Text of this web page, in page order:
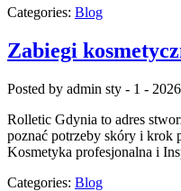
Categories: Blog
Zabiegi
Posted by admin sty - 1 - 2026
Rolletic Gdynia to adres
poznać potrzeby skóry i krok
Kosmetyka profesjonalna i
Categories: Blog